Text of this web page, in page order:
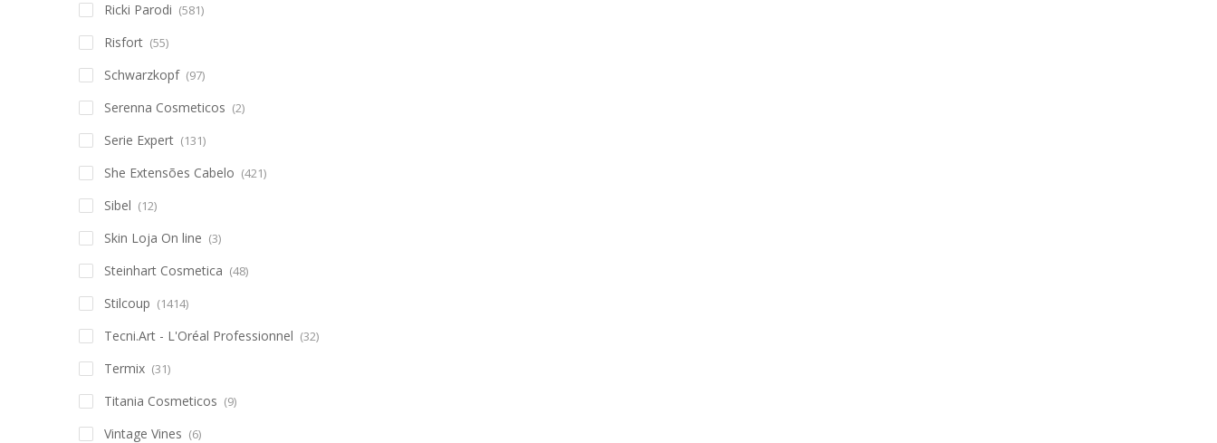
Ricki Parodi (581)
Risfort (55)
Schwarzkopf (97)
Serenna Cosmeticos (2)
Serie Expert (131)
She Extensões Cabelo (421)
Sibel (12)
Skin Loja On line (3)
Steinhart Cosmetica (48)
Stilcoup (1414)
Tecni.Art - L'Oréal Professionnel (32)
Termix (31)
Titania Cosmeticos (9)
Vintage Vines (6)